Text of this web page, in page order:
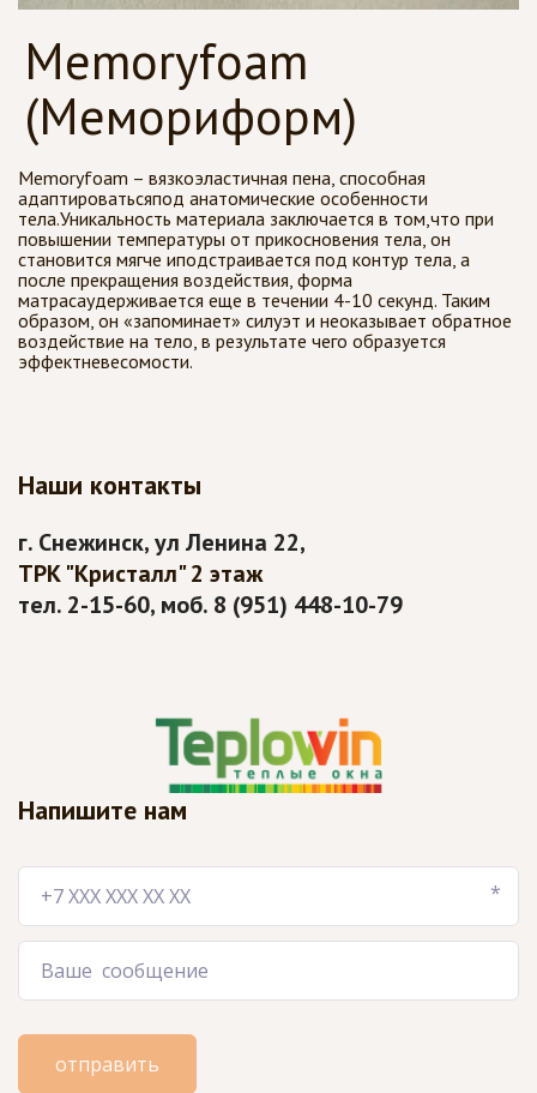
Memoryfoam
(Мемориформ)
Memoryfoam – вязкоэластичная пена, способная
адаптироватьсяпод анатомические особенности
тела.Уникальность материала заключается в том,что при
повышении температуры от прикосновения тела, он
становится мягче иподстраивается под контур тела, а
после прекращения воздействия, форма
матрасаудерживается еще в течении 4-10 секунд. Таким
образом, он «запоминает» силуэт и неоказывает обратное
воздействие на тело, в результате чего образуется
эффектневесомости.
Наши контакты
г. Снежинск, ул Ленина 22,
ТРК "Кристалл" 2 этаж
тел. 2-15-60, моб. 8 (951) 448-10-79
Напишите нам
*
отправить